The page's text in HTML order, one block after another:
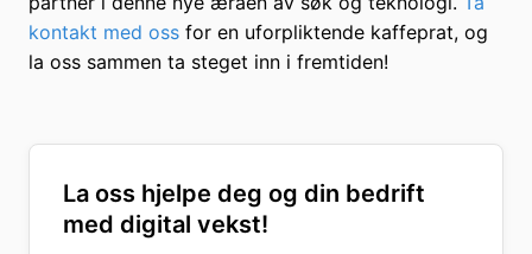
La oss hjelpe deg og din bedrift
med digital vekst!
kontakt med oss for en uforpliktende kaffeprat, og
la oss sammen ta steget inn i fremtiden!